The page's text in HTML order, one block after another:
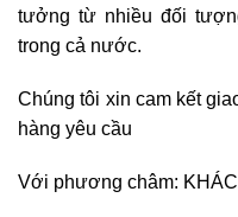
tưởng từ nhiều đối
trong cả nước.
Chúng tôi xin cam kết
hàng yêu cầu
Với phương châm: